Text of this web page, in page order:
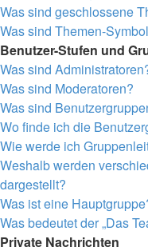
Was sind geschlossene
Was sind Themen-
Benutzer-Stufen und
Was sind
Was sind Moderatoren?
Was sind
Wo finde ich die
Wie werde ich
Weshalb werden
dargestellt?
Was ist eine
Was bedeutet der „Das
Private Nachrichten